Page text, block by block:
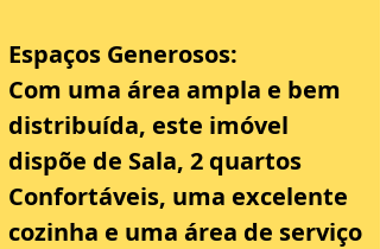
Espaços Generosos:
Com uma área ampla e bem
distribuída, este imóvel
dispõe de Sala, 2 quartos
Confortáveis, uma excelente
cozinha e uma área de serviço